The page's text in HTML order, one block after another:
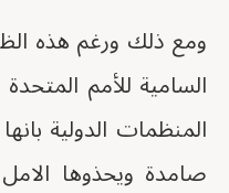
ومع ذلك ورغم هذه
السامية للأمم
المنظمات الدولية
صامدة ويحذوها